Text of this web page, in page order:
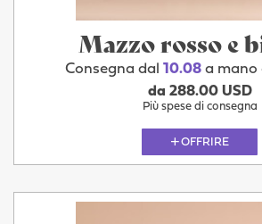
Mazzo rosso e
Consegna dal 10.08 a mano
da 288.00 USD
Più spese di consegna
OFFRIRE